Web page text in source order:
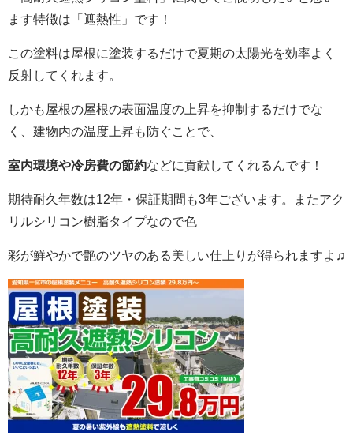
ます特徴は「遮熱性」です！
この塗料は屋根に塗装するだけで夏期の太陽光を効率よく
反射してくれます。
しかも屋根の屋根の表面温度の上昇を抑制するだけでな
く、建物内の温度上昇も防ぐことで、
室内環境や冷房費の節約などに貢献してくれるんです！
期待耐久年数は12年・保証期間も3年ございます。またアク
リルシリコン樹脂タイプなので色
彩が鮮やかで艶のツヤのある美しい仕上りが得られますよ♫